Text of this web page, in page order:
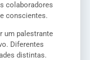
colaboradores
conscientes.
um palestrante
Diferentes
distintas.